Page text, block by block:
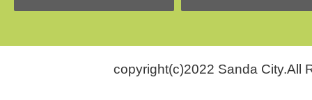
copyright(c)2022 Sanda City.All